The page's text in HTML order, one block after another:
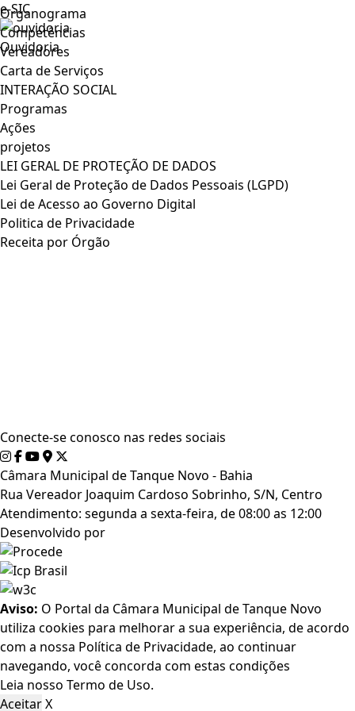
e-SIC
Ouvidoria
Organograma
Competências
Vereadores
Carta de Serviços
INTERAÇÃO SOCIAL
Programas
Ações
projetos
LEI GERAL DE PROTEÇÃO DE DADOS
Lei Geral de Proteção de Dados Pessoais (LGPD)
Lei de Acesso ao Governo Digital
Politica de Privacidade
Receita por Órgão
Conecte-se conosco nas redes sociais
Câmara Municipal de Tanque Novo - Bahia
Rua Vereador Joaquim Cardoso Sobrinho, S/N, Centro
Atendimento: segunda a sexta-feira, de 08:00 as 12:00
Desenvolvido por
Aviso: O Portal da Câmara Municipal de Tanque Novo
utiliza cookies para melhorar a sua experiência, de acordo
com a nossa Política de Privacidade, ao continuar
navegando, você concorda com estas condições
Leia nosso Termo de Uso.
AceitarX